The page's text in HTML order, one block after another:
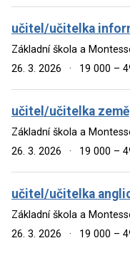
učitel/učitelka
Základní škola a
26. 3. 2026
· 19 000 –
učitel/učitelka
Základní škola a
26. 3. 2026
· 19 000 –
učitel/učitelka
Základní škola a
26. 3. 2026
· 19 000 –